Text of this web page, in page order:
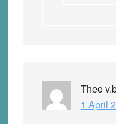
Theo
1 April